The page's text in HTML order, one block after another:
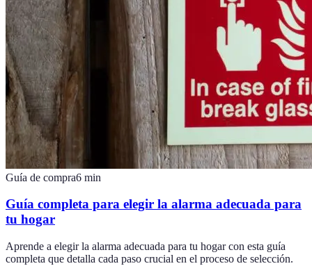
Guía de compra6 min
Guía completa para elegir la alarma adecuada para
tu hogar
Aprende a elegir la alarma adecuada para tu hogar con esta guía
completa que detalla cada paso crucial en el proceso de selección.